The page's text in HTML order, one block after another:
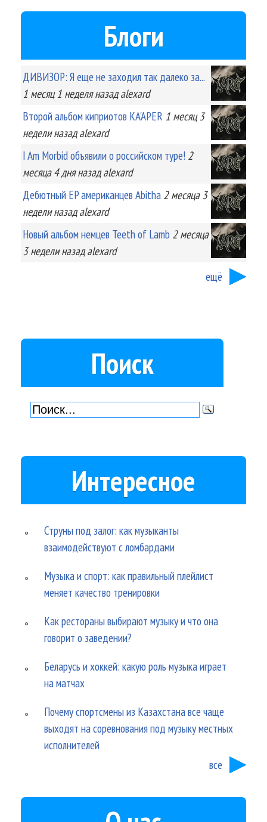
Блоги
ДИВИЗОР: Я еще не заходил так далеко за...
1 месяц 1 неделяназад alexard
Второй альбом киприотов KA'APER 1 месяц 3
неделиназад alexard
I Am Morbid объявили о российском туре! 2
месяца 4 дняназад alexard
Дебютный EP американцев Abitha 2 месяца 3
неделиназад alexard
Новый альбом немцев Teeth of Lamb 2 месяца
3 неделиназад alexard
ещё
Поиск
Интересное
Струны под залог: как музыканты
взаимодействуют с ломбардами
Музыка и спорт: как правильный плейлист
меняет качество тренировки
Как рестораны выбирают музыку и что она
говорит о заведении?
Беларусь и хоккей: какую роль музыка играет
на матчах
Почему спортсмены из Казахстана все чаще
выходят на соревнования под музыку местных
исполнителей
все